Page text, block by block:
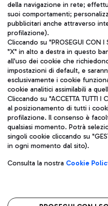
Aeroporti di Roma S.p.A. -
coordinamento di Mundys
Codice fiscale e Registro delle
IVA 06572251004
Capitale sociale 62.224.743,00
Sede legale: Via Pier Paolo
telefono +39 06 65951
Privacy policy
della navigazione in rete;
suoi comportamenti;
pubblicitari anche attraverso
profilazione).
Cliccando su "PROSEGUI CON I
"X" in alto a destra in questo
all'uso dei cookie che
impostazioni di default, e
esclusivamente i cookie
cookie analitici assimilabili a
Cliccando su "ACCETTA TUTTI
al posizionamento di tutti i
profilazione. Il consenso è
qualsiasi momento. Potrà
singoli cookie cliccando su
in ogni momento dal sito).
Consulta la nostra Cookie